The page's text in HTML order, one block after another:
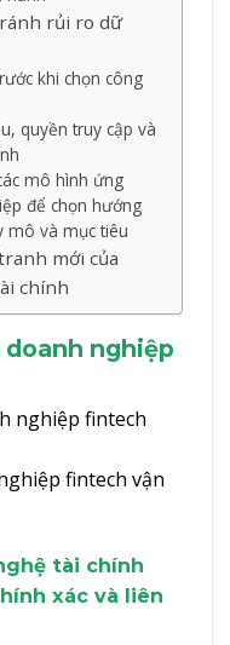
rủi ro dữ
khi chọn công
quyền truy cập và
mô hình ứng
để chọn hướng
mô và mục tiêu
mới của
chính
nghiệp
fintech vận
tài chính
xác và liên